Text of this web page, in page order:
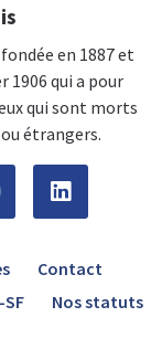
en 1887 et
1906 qui a pour
qui sont morts
étrangers.
Contact
SF Nos statuts